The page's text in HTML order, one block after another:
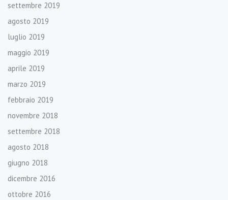
settembre 2019
agosto 2019
luglio 2019
maggio 2019
aprile 2019
marzo 2019
febbraio 2019
novembre 2018
settembre 2018
agosto 2018
giugno 2018
dicembre 2016
ottobre 2016